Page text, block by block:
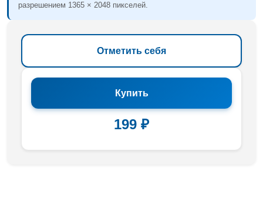
разрешением 1365 × 2048 пикселей.
Отметить себя
Купить
199 ₽